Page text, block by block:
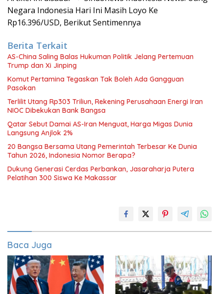
Negara Indonesia Hari Ini Masih Loyo Ke
Rp16.396/USD, Berikut Sentimennya
Berita Terkait
AS-China Saling Balas Hukuman Politik Jelang Pertemuan
Trump dan Xi Jinping
Komut Pertamina Tegaskan Tak Boleh Ada Gangguan
Pasokan
Terlilit Utang Rp303 Triliun, Rekening Perusahaan Energi Iran
NIOC Dibekukan Bank Bangsa
Qatar Sebut Damai AS-Iran Menguat, Harga Migas Dunia
Langsung Anjlok 2%
20 Bangsa Bersama Utang Pemerintah Terbesar Ke Dunia
Tahun 2026, Indonesia Nomor Berapa?
Dukung Generasi Cerdas Perbankan, Jasaraharja Putera
Pelatihan 300 Siswa Ke Makassar
Baca Juga